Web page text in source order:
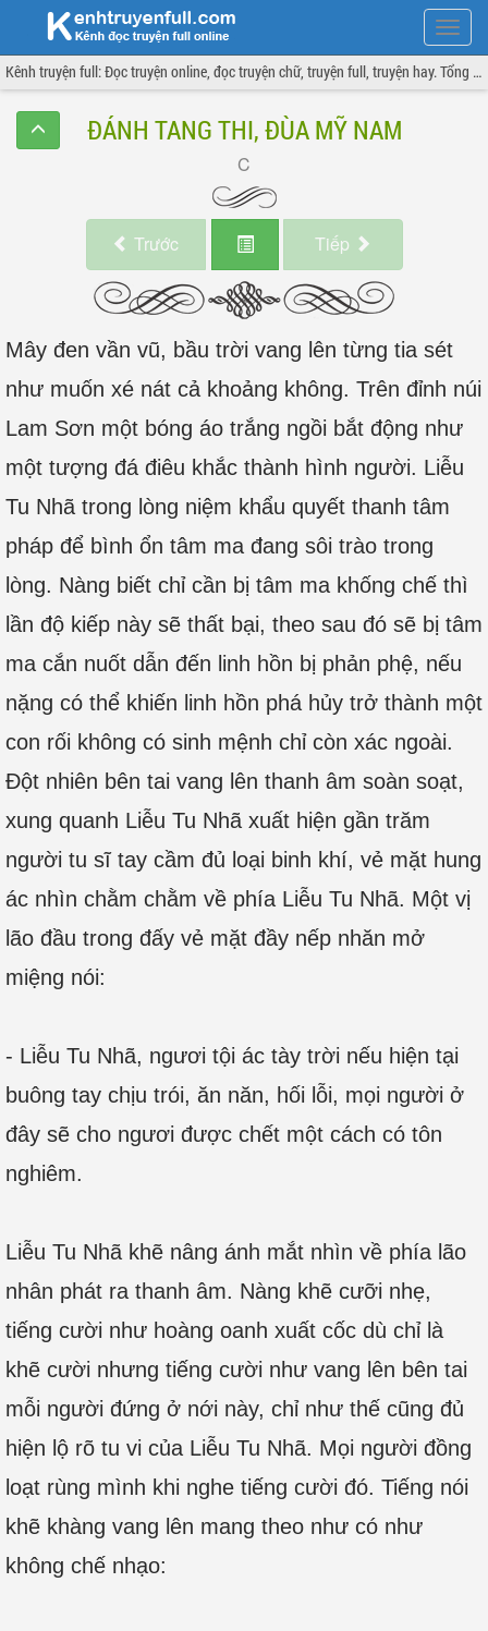
Hiện
menu
Kênh truyện full: Đọc truyện online, đọc truyện chữ, truyện full, truyện hay. Tổng hợp đầy đủ và cập nhật liên tục.
ĐÁNH TANG THI, ĐÙA MỸ NAM
Trước Tiếp
Mây đen vần vũ, bầu trời vang lên từng tia sét
như muốn xé nát cả khoảng không. Trên đỉnh núi
Lam Sơn một bóng áo trắng ngồi bắt động như
một tượng đá điêu khắc thành hình người. Liễu
Tu Nhã trong lòng niệm khẩu quyết thanh tâm
pháp để bình ổn tâm ma đang sôi trào trong
lòng. Nàng biết chỉ cần bị tâm ma khống chế thì
lần độ kiếp này sẽ thất bại, theo sau đó sẽ bị tâm
ma cắn nuốt dẫn đến linh hồn bị phản phệ, nếu
nặng có thể khiến linh hồn phá hủy trở thành một
con rối không có sinh mệnh chỉ còn xác ngoài.
Đột nhiên bên tai vang lên thanh âm soàn soạt,
xung quanh Liễu Tu Nhã xuất hiện gần trăm
người tu sĩ tay cầm đủ loại binh khí, vẻ mặt hung
ác nhìn chằm chằm về phía Liễu Tu Nhã. Một vị
lão đầu trong đấy vẻ mặt đầy nếp nhăn mở
miệng nói:
- Liễu Tu Nhã, ngươi tội ác tày trời nếu hiện tại
buông tay chịu trói, ăn năn, hối lỗi, mọi người ở
đây sẽ cho ngươi được chết một cách có tôn
nghiêm.
Liễu Tu Nhã khẽ nâng ánh mắt nhìn về phía lão
nhân phát ra thanh âm. Nàng khẽ cưỡi nhẹ,
tiếng cười như hoàng oanh xuất cốc dù chỉ là
khẽ cười nhưng tiếng cười như vang lên bên tai
mỗi người đứng ở nới này, chỉ như thế cũng đủ
hiện lộ rõ tu vi của Liễu Tu Nhã. Mọi người đồng
loạt rùng mình khi nghe tiếng cười đó. Tiếng nói
khẽ khàng vang lên mang theo như có như
không chế nhạo: